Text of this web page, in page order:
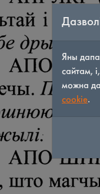
Яны
сайтам,
можна
cookie.